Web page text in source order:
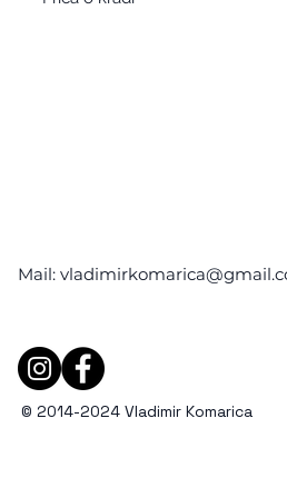
Mail:
© 2014-2024 Vladimir Komarica